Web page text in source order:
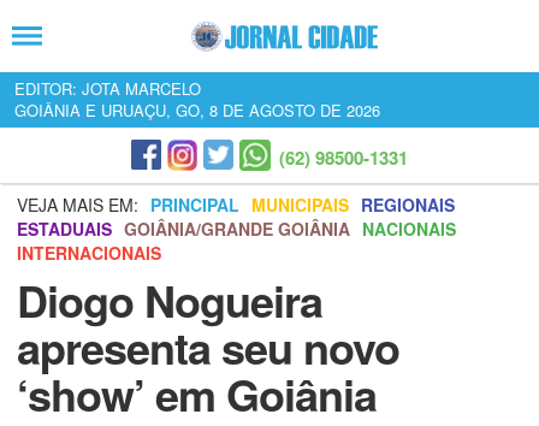
EDITOR: JOTA MARCELO
GOIÂNIA E URUAÇU, GO, 8 DE AGOSTO DE 2026
(62) 98500-1331
VEJA MAIS EM: PRINCIPAL MUNICIPAIS REGIONAIS
ESTADUAIS GOIÂNIA/GRANDE GOIÂNIA NACIONAIS
INTERNACIONAIS
Diogo Nogueira
apresenta seu novo
‘show’ em Goiânia